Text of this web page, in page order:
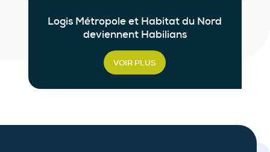
Logis Métropole et Habitat du Nord
deviennent Habilians
VOIR PLUS